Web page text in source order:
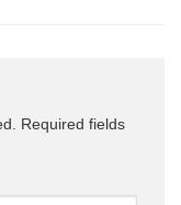
Required fields